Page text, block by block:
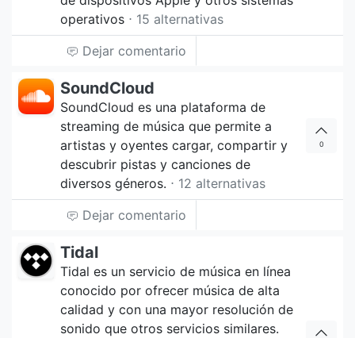
operativos ⋅ 15 alternativas
Dejar comentario
SoundCloud
SoundCloud es una plataforma de
streaming de música que permite a
artistas y oyentes cargar, compartir y
descubrir pistas y canciones de
diversos géneros. ⋅ 12 alternativas
0
Dejar comentario
Tidal
Tidal es un servicio de música en línea
conocido por ofrecer música de alta
calidad y con una mayor resolución de
sonido que otros servicios similares.